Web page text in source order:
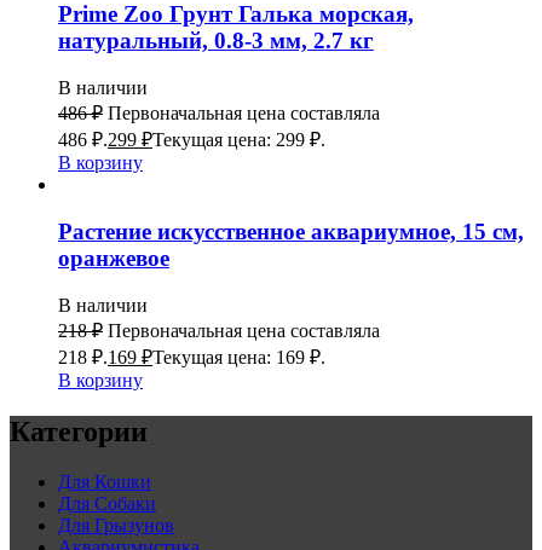
Prime Zoo Грунт Галька морская,
натуральный, 0.8-3 мм, 2.7 кг
В наличии
486₽ Первоначальная цена составляла
486 ₽.299 ₽Текущая цена: 299 ₽.
В корзину
Растение искусственное аквариумное, 15 см,
оранжевое
В наличии
218₽ Первоначальная цена составляла
218 ₽.169 ₽Текущая цена: 169 ₽.
В корзину
Категории
Для Кошки
Для Собаки
Для Грызунов